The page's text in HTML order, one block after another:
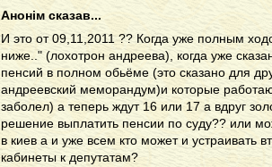
Анонім сказав...
И это от 09,11,2011 ?? Когда уже полным
ниже.." (лохотрон андреева), когда уже
пенсий в полном обьёме (это сказано для
андреевский меморандум)и которые
заболел) а теперь ждут 16 или 17 а вдруг
решение выплатить пенсии по суду?? или
в киев а и уже всем кто может и устраивать
кабинеты к депутатам?